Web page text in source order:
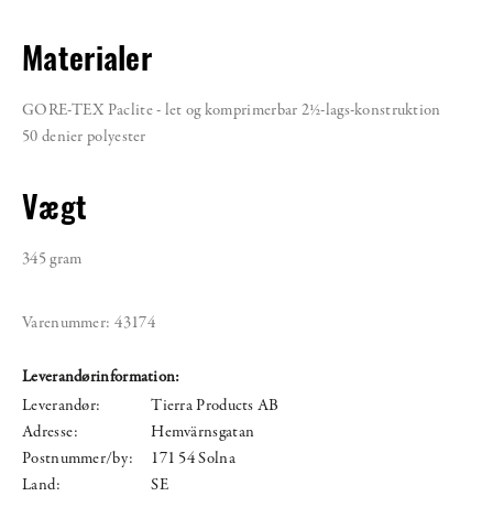
Materialer
GORE-TEX Paclite - let og komprimerbar 2½-lags-konstruktion
50 denier polyester
Vægt
345 gram
Varenummer: 43174
Leverandørinformation:
Leverandør:
Tierra Products AB
Adresse:
Hemvärnsgatan
Postnummer/by:
171 54 Solna
Land:
SE